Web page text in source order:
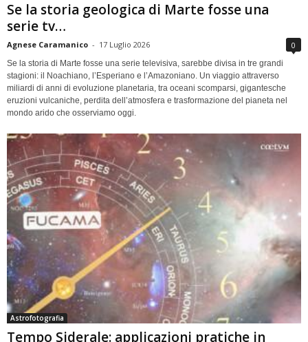
Se la storia geologica di Marte fosse una
serie tv…
Agnese Caramanico - 17 Luglio 2026 0
Se la storia di Marte fosse una serie televisiva, sarebbe divisa in tre grandi
stagioni: il Noachiano, l’Esperiano e l’Amazoniano. Un viaggio attraverso
miliardi di anni di evoluzione planetaria, tra oceani scomparsi, gigantesche
eruzioni vulcaniche, perdita dell’atmosfera e trasformazione del pianeta nel
mondo arido che osserviamo oggi.
Astrofotografia
Tempo Siderale: applicazioni pratiche in